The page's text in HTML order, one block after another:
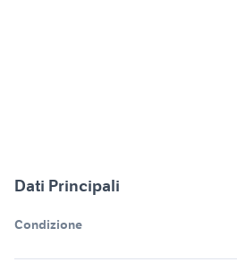
Dati Principali
Condizione